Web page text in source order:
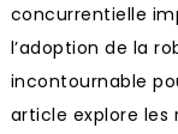
concurrentielle
l’adoption de la
incontournable
article explore